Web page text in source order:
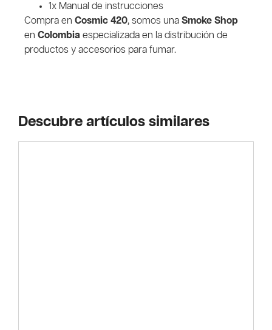
1x Manual de instrucciones
Compra en Cosmic 420, somos una Smoke Shop
en Colombia especializada en la distribución de
productos y accesorios para fumar.
Descubre artículos similares